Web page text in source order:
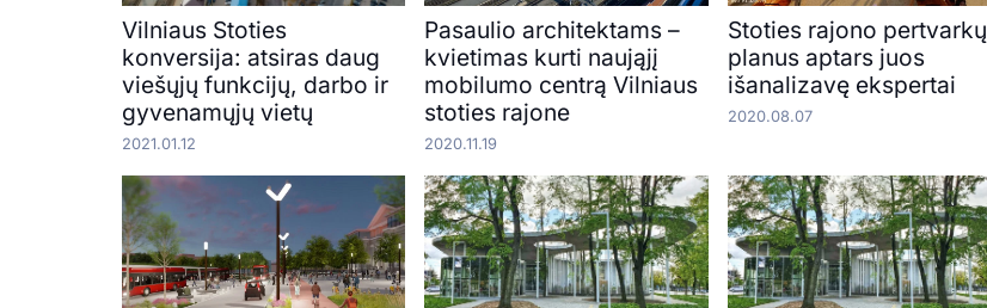
Vilniaus Stoties
konversija: atsiras daug
viešųjų funkcijų, darbo ir
gyvenamųjų vietų
2021.01.12
Pasaulio architektams –
kvietimas kurti naująjį
mobilumo centrą Vilniaus
stoties rajone
2020.11.19
Stoties rajono pertvarkų
planus aptars juos
išanalizavę ekspertai
2020.08.07